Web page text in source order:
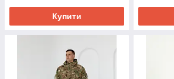
Купити